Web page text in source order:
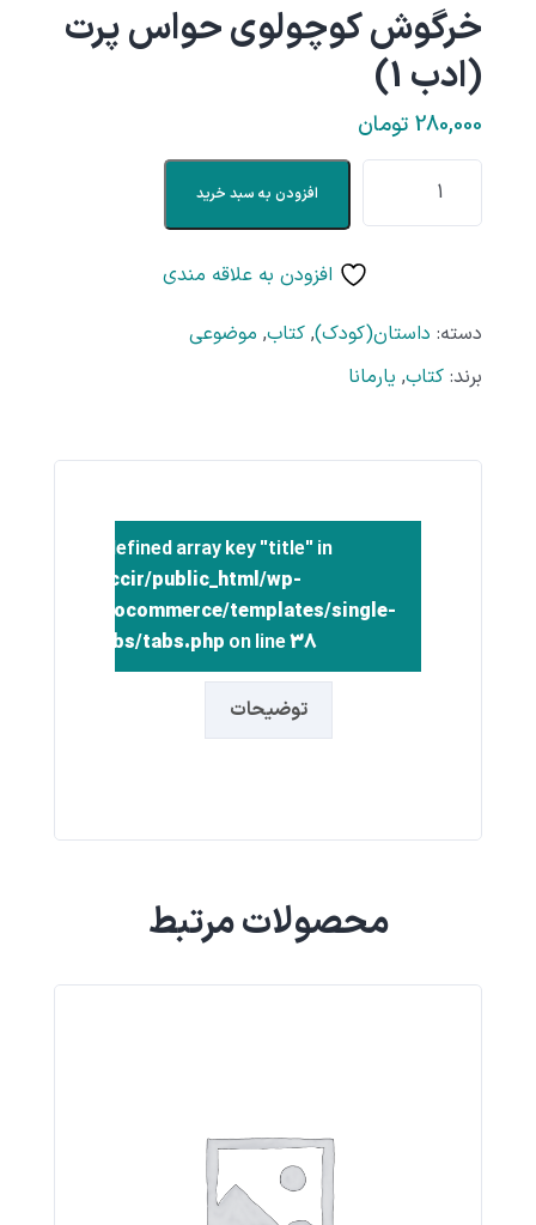
خرگوش کوچولوی حواس پرت
(ادب 1)
280,000 تومان
افزودن به سبد خرید
افزودن به علاقه مندی
دسته: داستان(کودک), کتاب, موضوعی
برند: کتاب, یارمانا
: Undefined array key "title" in
/home/inccir/public_html/wp-
plugins/woocommerce/templates/single-
product/tabs/tabs.php on line38
توضیحات
محصولات مرتبط